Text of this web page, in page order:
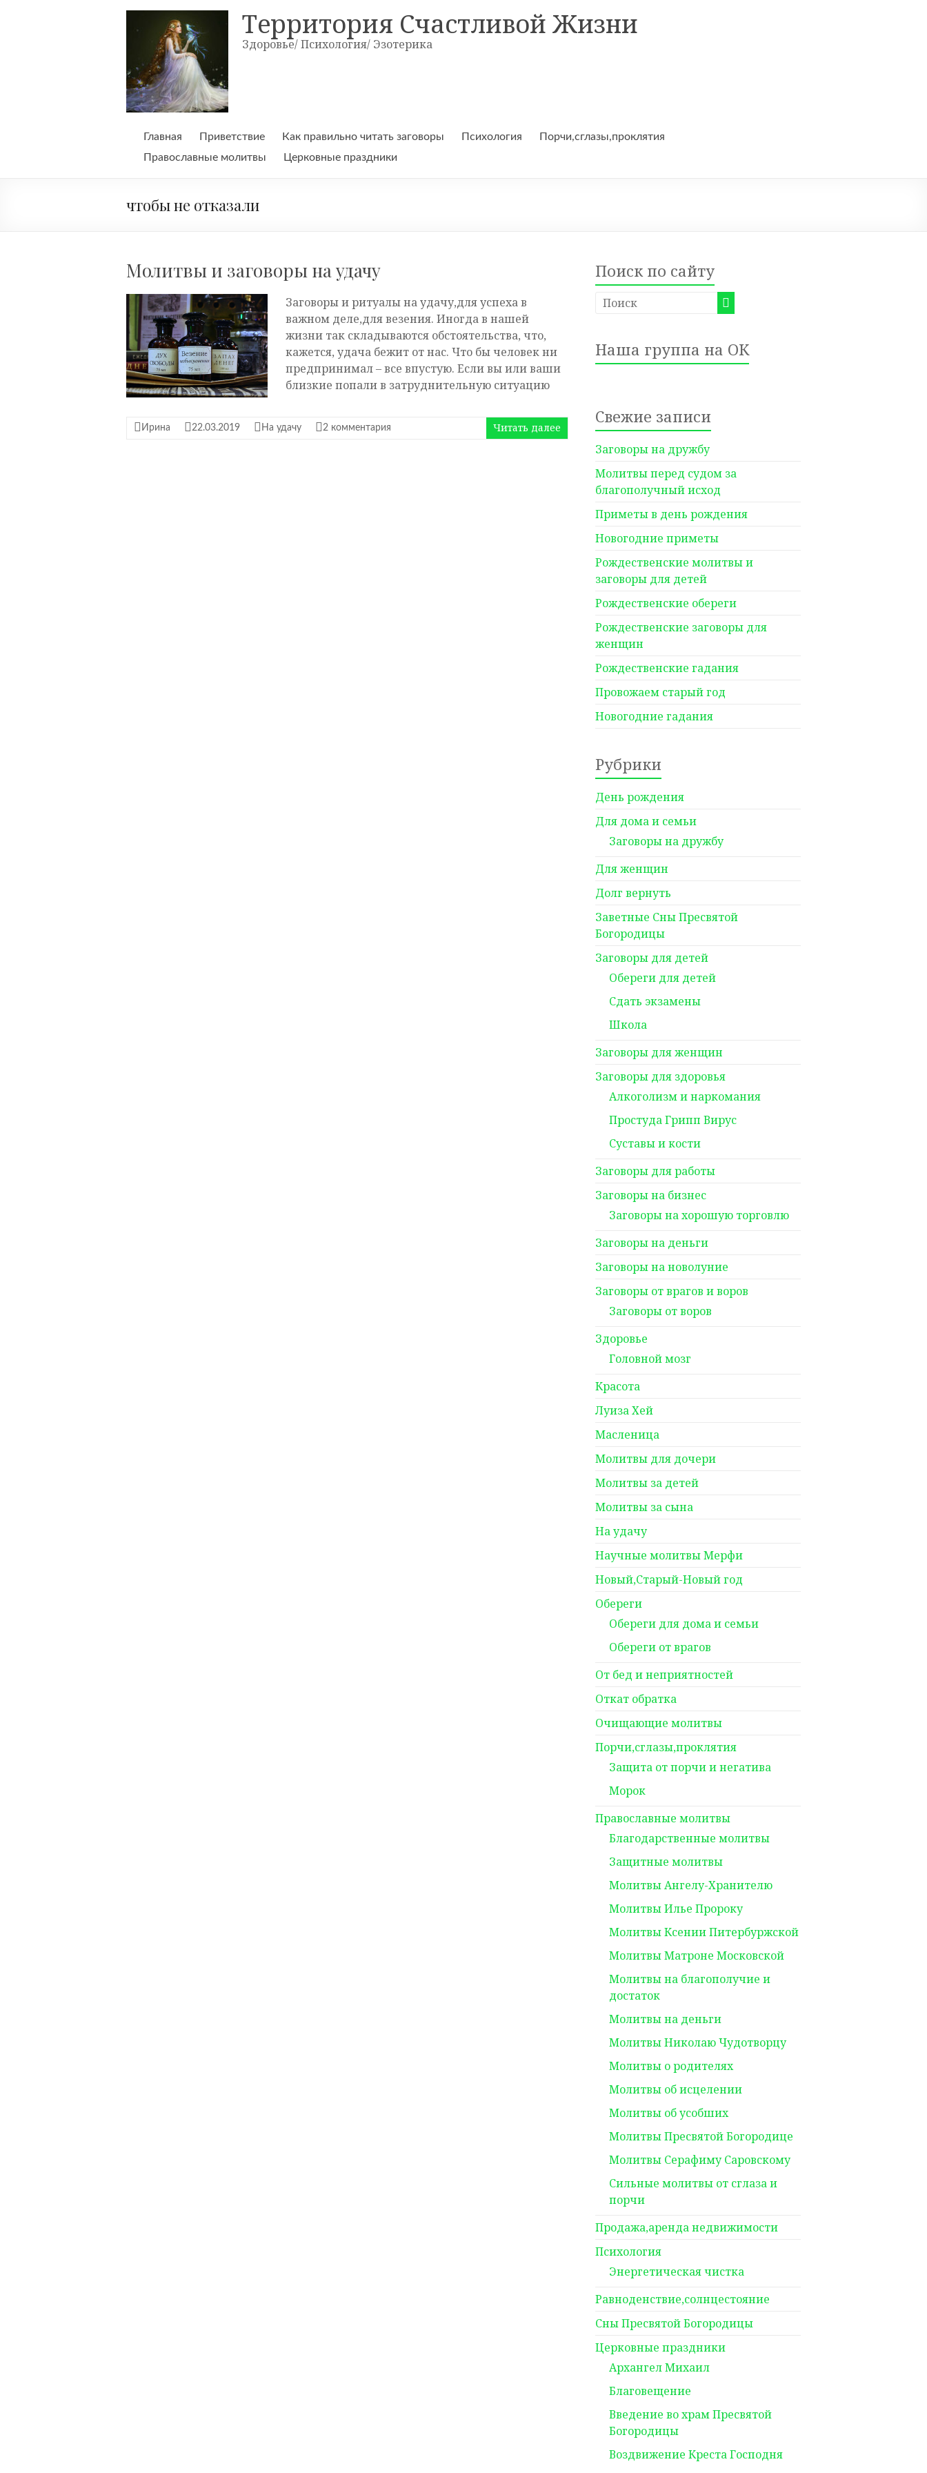
Территория Счастливой Жизни
Здоровье/ Психология/ Эзотерика
Главная Приветствие Как правильно читать заговоры Психология
Порчи,сглазы,проклятия
Православные молитвы
Церковные праздники
чтобы не отказали
Молитвы и заговоры на удачу
Заговоры и ритуалы на удачу,для успеха в
важном деле,для везения. Иногда в нашей
жизни так складываются обстоятельства, что,
кажется, удача бежит от нас. Что бы человек ни
предпринимал – все впустую. Если вы или ваши
близкие попали в затруднительную ситуацию
Ирина 22.03.2019 На удачу 2 комментария Читать далее
Поиск по сайту
Наша группа на ОК
Свежие записи
Заговоры на дружбу
Молитвы перед судом за
благополучный исход
Приметы в день рождения
Новогодние приметы
Рождественские молитвы и
заговоры для детей
Рождественские обереги
Рождественские заговоры для
женщин
Рождественские гадания
Провожаем старый год
Новогодние гадания
Рубрики
День рождения
Для дома и семьи
Заговоры на дружбу
Для женщин
Долг вернуть
Заветные Сны Пресвятой
Богородицы
Заговоры для детей
Обереги для детей
Сдать экзамены
Школа
Заговоры для женщин
Заговоры для здоровья
Алкоголизм и наркомания
Простуда Грипп Вирус
Суставы и кости
Заговоры для работы
Заговоры на бизнес
Заговоры на хорошую торговлю
Заговоры на деньги
Заговоры на новолуние
Заговоры от врагов и воров
Заговоры от воров
Здоровье
Головной мозг
Красота
Луиза Хей
Масленица
Молитвы для дочери
Молитвы за детей
Молитвы за сына
На удачу
Научные молитвы Мерфи
Новый,Старый-Новый год
Обереги
Обереги для дома и семьи
Обереги от врагов
От бед и неприятностей
Откат обратка
Очищающие молитвы
Порчи,сглазы,проклятия
Защита от порчи и негатива
Морок
Православные молитвы
Благодарственные молитвы
Защитные молитвы
Молитвы Ангелу-Хранителю
Молитвы Илье Пророку
Молитвы Ксении Питербуржской
Молитвы Матроне Московской
Молитвы на благополучие и
достаток
Молитвы на деньги
Молитвы Николаю Чудотворцу
Молитвы о родителях
Молитвы об исцелении
Молитвы об усобших
Молитвы Пресвятой Богородице
Молитвы Серафиму Саровскому
Сильные молитвы от сглаза и
порчи
Продажа,аренда недвижимости
Психология
Энергетическая чистка
Равноденствие,солнцестояние
Сны Пресвятой Богородицы
Церковные праздники
Архангел Михаил
Благовещение
Введение во храм Пресвятой
Богородицы
Воздвижение Креста Господня